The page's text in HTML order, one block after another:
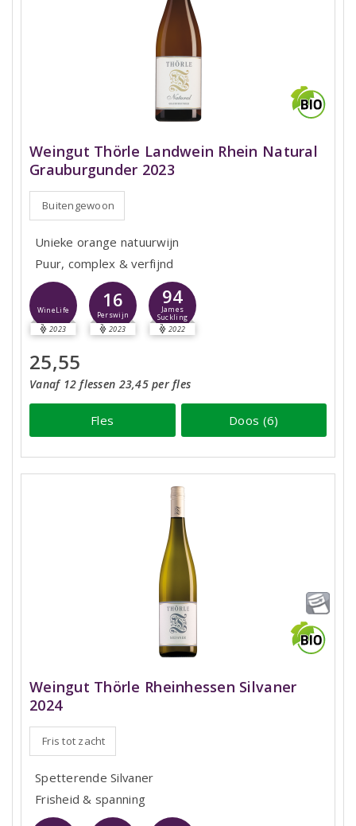
Weingut Thörle Landwein Rhein Natural
Grauburgunder 2023
Buitengewoon
Unieke orange natuurwijn
Puur, complex & verfijnd
WineLife
2023
16
Perswijn
2023
94
James
Suckling
2022
25,55
Vanaf 12 flessen 23,45 per fles
Fles Doos (6)
Weingut Thörle Rheinhessen Silvaner
2024
Fris tot zacht
Spetterende Silvaner
Frisheid & spanning